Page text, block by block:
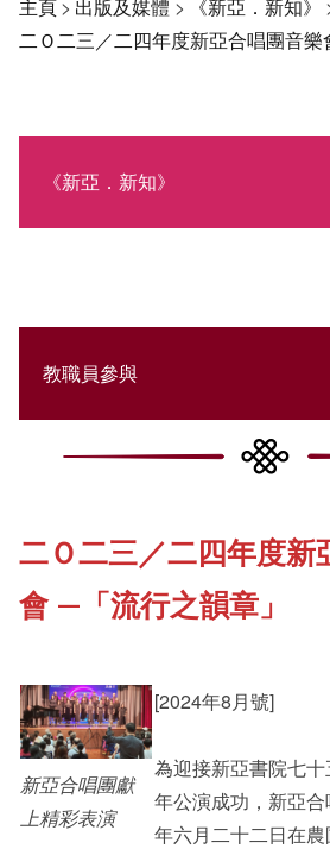
主頁> 出版及媒體 > 《新亞．新知》
二Ｏ二三／二四年度新亞合唱團音樂
《新亞．新知》
社交媒體專欄
《新亞簡訊》
《新亞書院概覽》
新亞影集
影片庫
教職員參與
College Updates
Cultural Topics
Alumni Connections
二Ｏ二三／二四年度新
會 —「流行之韻章」
新亞合唱團獻
上精彩表演
[2024年8月號]
為迎接新亞書院七
年公演成功，新亞
年六月二十二日在